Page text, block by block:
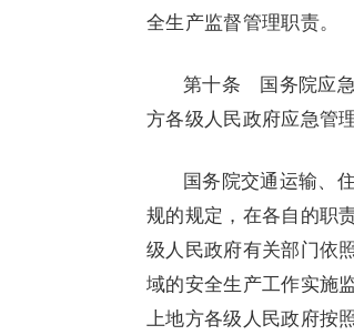
全生产监督管理职责。
第十条 国务院应急
方各级人民政府应急管
国务院交通运输、
规的规定，在各自的职
级人民政府有关部门依
域的安全生产工作实施
上地方各级人民政府按